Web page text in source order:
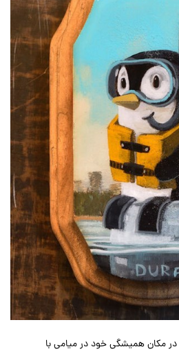
مکان همیشگی خود در میامی با